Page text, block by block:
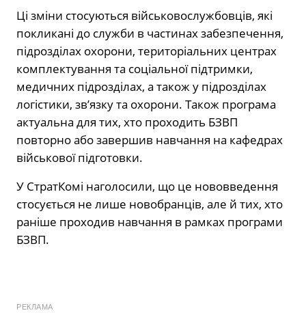
Ці зміни стосуються військовослужбовців, які
покликані до служби в частинах забезпечення,
підрозділах охорони, територіальних центрах
комплектування та соціальної підтримки,
медичних підрозділах, а також у підрозділах
логістики, зв’язку та охорони. Також програма
актуальна для тих, хто проходить БЗВП
повторно або завершив навчання на кафедрах
військової підготовки.
У СтратКомі наголосили, що це нововведення
стосується не лише новобранців, але й тих, хто
раніше проходив навчання в рамках програми
БЗВП.
РЕКЛАМА